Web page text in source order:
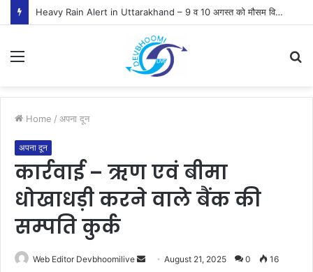
Heavy Rain Alert in Uttarakhand – 9 व 10 अगस्त को मौसम विभाग ने जारी किया ऑरेंज व येलो अलर्ट
Menu
Home / अपना दून
अपना दून
कार्रवाई – ऋण एवं बीमा
धोखाधड़ी करने वाले बैंक की
सम्पति कुर्क
Web Editor Devbhoomilive
SendAugust 21, 2025 0 16